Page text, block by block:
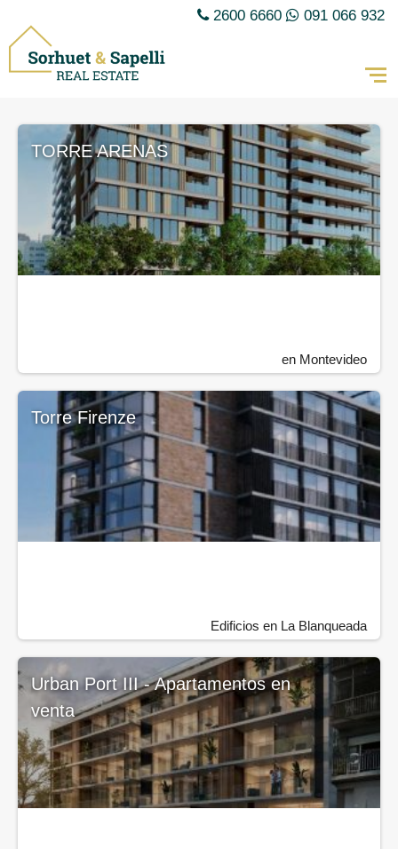
2600 6660 091 066 932
TORRE ARENAS
en Montevideo
Torre Firenze
Edificios en La Blanqueada
Urban Port III - Apartamentos en
venta